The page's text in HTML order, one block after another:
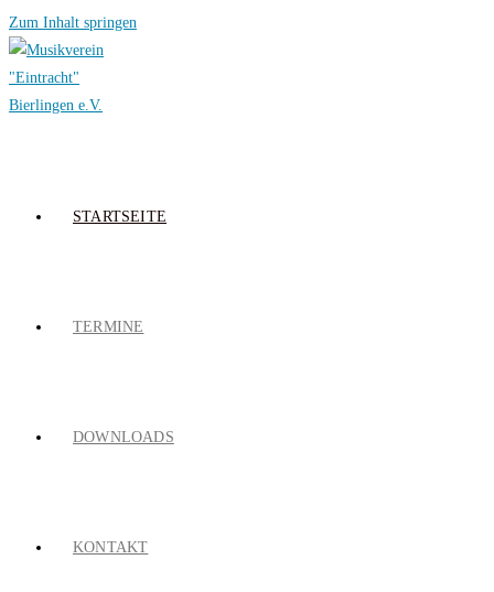
Zum Inhalt springen
STARTSEITE
TERMINE
DOWNLOADS
KONTAKT